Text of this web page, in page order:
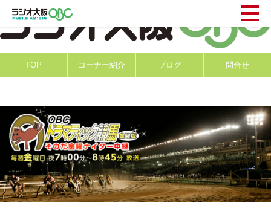
TOP コーナー紹介 ブログ 問合せ